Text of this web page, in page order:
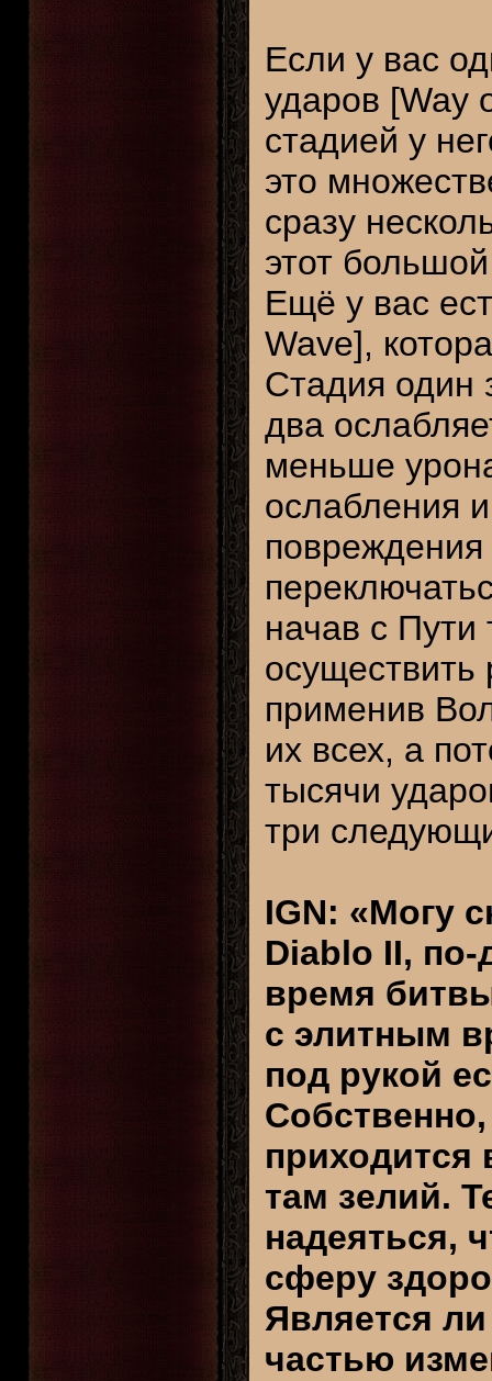
Если у вас
ударов [Way
стадией у
это
сразу
этот
Ещё у вас
Wave],
Стадия один
два
меньше
ослабления
начав с
осуществить
применив
их всех, а
тысячи
три
IGN: «Могу
Diablo II, по-
время
с элитным
под рукой
приходится
там зелий.
надеяться,
сферу
Является
частью